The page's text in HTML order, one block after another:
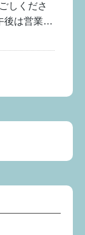
しくださ
後は営業…